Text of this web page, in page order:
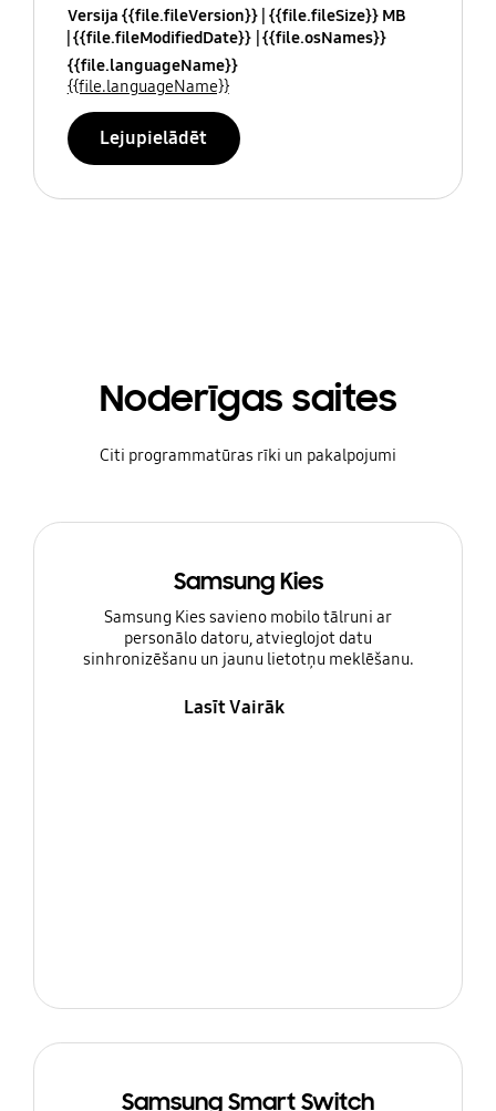
Versija {{file.fileVersion}} {{file.fileSize}} MB
{{file.fileModifiedDate}} {{file.osNames}}
{{file.languageName}}
{{file.languageName}}
Lejupielādēt
Noderīgas saites
Citi programmatūras rīki un pakalpojumi
Samsung Kies
Samsung Kies savieno mobilo tālruni ar
personālo datoru, atvieglojot datu
sinhronizēšanu un jaunu lietotņu meklēšanu.
Lasīt Vairāk
Samsung Smart Switch